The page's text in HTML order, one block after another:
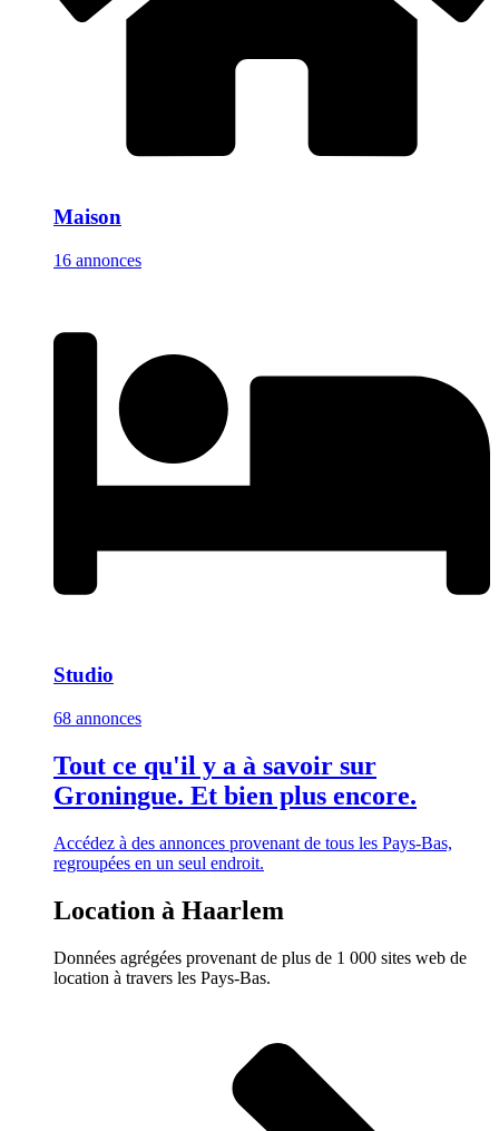
Maison
16 annonces
Studio
68 annonces
Tout ce qu'il y a à savoir sur
Groningue. Et bien plus encore.
Accédez à des annonces provenant de tous les Pays-Bas,
regroupées en un seul endroit.
Location à Haarlem
Données agrégées provenant de plus de 1 000 sites web de
location à travers les Pays-Bas.